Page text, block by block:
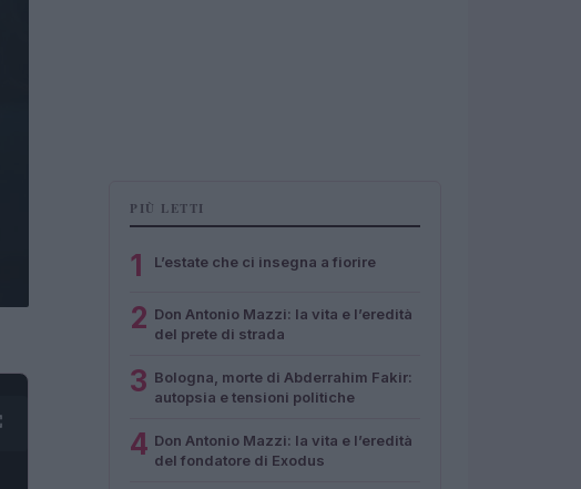
PIÙ LETTI
1 L’estate che ci insegna a fiorire
2 Don Antonio Mazzi: la vita e l’eredità
del prete di strada
3 Bologna, morte di Abderrahim Fakir:
autopsia e tensioni politiche
4 Don Antonio Mazzi: la vita e l’eredità
del fondatore di Exodus